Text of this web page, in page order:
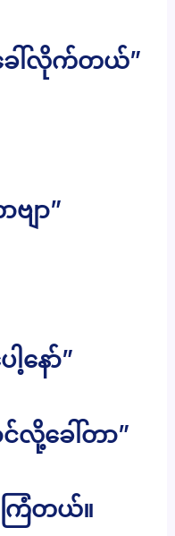
ေါ်လိုက်တယ်”
ျာ”
နော်”
င်လို့ခေါ်တာ”
ြံတယ်။